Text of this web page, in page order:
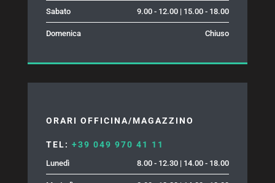
Sabato 9.00 - 12.00 | 15.00 - 18.00
Domenica Chiuso
ORARI OFFICINA/MAGAZZINO
TEL: +39 049 970 41 11
Lunedì 8.00 - 12.30 | 14.00 - 18.00